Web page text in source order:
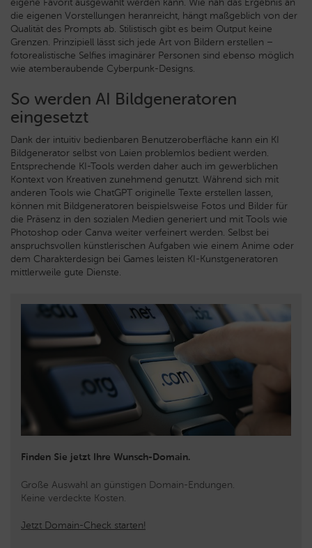
eigene Favorit ausgewählt werden kann. Wie nah das Ergebnis an
die eigenen Vorstellungen heranreicht, hängt maßgeblich von der
Qualität des Prompts ab. Stilistisch gibt es beim Output keine
Grenzen. Prinzipiell lässt sich jede Art von Bildern erstellen –
fotorealistische Selfies imaginärer Personen sind ebenso möglich
wie atemberaubende Cyberpunk-Designs.
So werden AI Bildgeneratoren
eingesetzt
Dank der intuitiv bedienbaren Benutzeroberfläche kann ein KI
Bildgenerator selbst von Laien problemlos bedient werden.
Entsprechende KI-Tools werden daher auch im gewerblichen
Kontext von Kreativen zunehmend genutzt. Während sich mit
anderen Tools wie ChatGPT originelle Texte erstellen lassen,
können mit Bildgeneratoren beispielsweise Fotos und Bilder für
die Präsenz in den sozialen Medien generiert und mit Tools wie
Photoshop oder Canva weiter verfeinert werden. Selbst bei
anspruchsvollen künstlerischen Aufgaben wie einem Anime oder
dem Charakterdesign bei Games leisten KI-Kunstgeneratoren
mittlerweile gute Dienste.
Finden Sie jetzt Ihre Wunsch-Domain.
Große Auswahl an günstigen Domain-Endungen.
Keine verdeckte Kosten.
Jetzt Domain-Check starten!